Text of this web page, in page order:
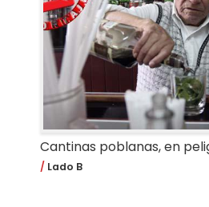
Cantinas poblanas, en
Lado B